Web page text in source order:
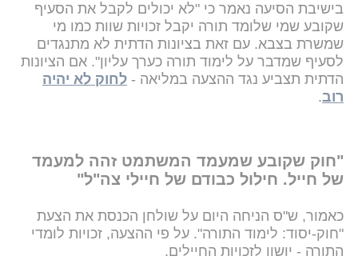
בישיבת הסיעה נאמר כי "לא יכולים לקבל את הסעיף
שקובע שמי שלומד תורה יקבל זכויות שוות כמו מי
שמשרת בצבא. עם זאת בציונות הדתית לא מתנגדים
לסעיף שמדבר על לימוד תורה כערך עליון". אם הציונות
הדתית תצביע נגד ההצעה במליאה - לחוק לא יהיה
רוב.
"חוק שקובע שמעמד המשתמט זהה למעמד
של חייל. חילול כבודם של חיילי צה"ל"
כאמור, ש"ס הניחה היום על שולחן הכנסת את הצעת
"חוק-יסוד: לימוד התורה". על פי ההצעה, זכויות לומדי
התורה - יושוו לזכויות החיילים.